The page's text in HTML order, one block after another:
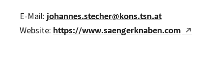
E-Mail: johannes.stecher@kons.tsn.at
Website: https://www.saengerknaben.com